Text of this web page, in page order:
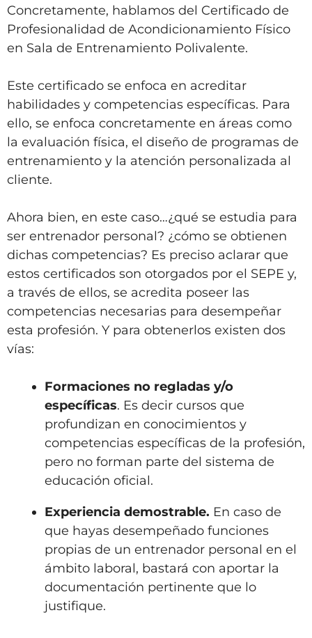
Concretamente, hablamos del Certificado de
Profesionalidad de Acondicionamiento Físico
en Sala de Entrenamiento Polivalente.
Este certificado se enfoca en acreditar
habilidades y competencias específicas. Para
ello, se enfoca concretamente en áreas como
la evaluación física, el diseño de programas de
entrenamiento y la atención personalizada al
cliente.
Ahora bien, en este caso…¿qué se estudia para
ser entrenador personal? ¿cómo se obtienen
dichas competencias? Es preciso aclarar que
estos certificados son otorgados por el SEPE y,
a través de ellos, se acredita poseer las
competencias necesarias para desempeñar
esta profesión. Y para obtenerlos existen dos
vías:
Formaciones no regladas y/o
específicas. Es decir cursos que
profundizan en conocimientos y
competencias específicas de la profesión,
pero no forman parte del sistema de
educación oficial.
Experiencia demostrable. En caso de
que hayas desempeñado funciones
propias de un entrenador personal en el
ámbito laboral, bastará con aportar la
documentación pertinente que lo
justifique.